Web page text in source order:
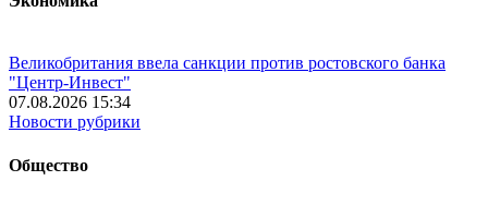
Великобритания ввела санкции против ростовского банка
"Центр-Инвест"
07.08.2026 15:34
Новости рубрики
Общество